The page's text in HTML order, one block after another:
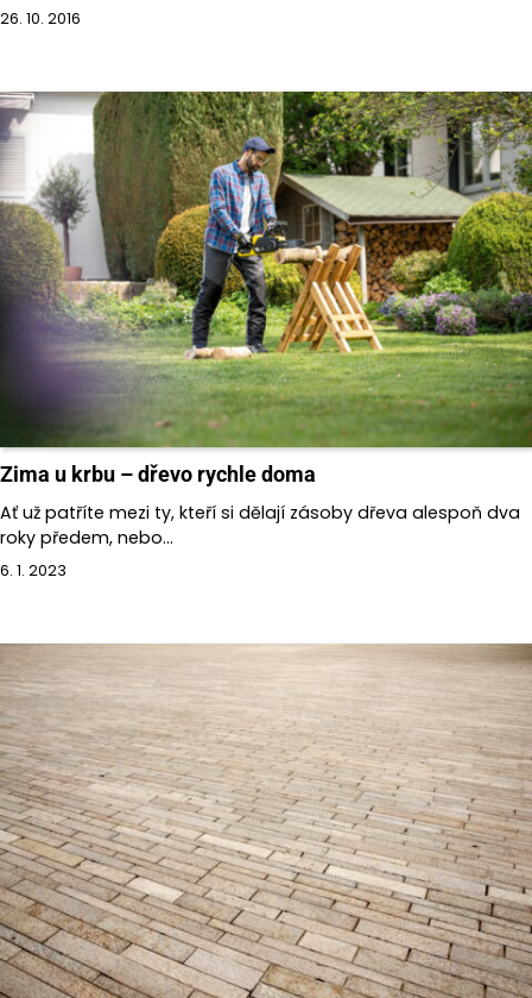
26. 10. 2016
Zima u krbu – dřevo rychle doma
Ať už patříte mezi ty, kteří si dělají zásoby dřeva alespoň dva
roky předem, nebo…
6. 1. 2023